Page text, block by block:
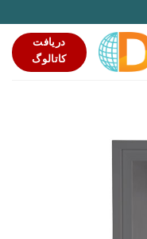
دریافت
کاتالوگ